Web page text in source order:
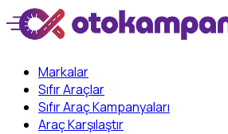
Markalar
Sıfır Araçlar
Sıfır Araç Kampanyaları
Araç Karşılaştır